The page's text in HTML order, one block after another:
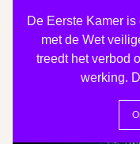
De Eerste Kamer
met de Wet
treedt het verbod
werking.